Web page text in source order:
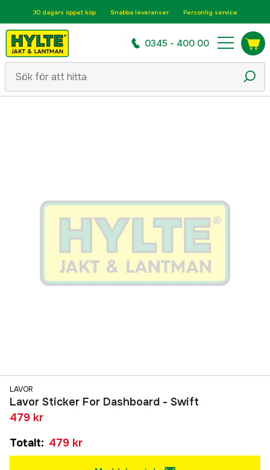
30 dagars öppet köp Snabba leveranser Personlig service
0345 - 400 00
LAVOR
Lavor Sticker For Dashboard - Swift
479 kr
Totalt: 479 kr